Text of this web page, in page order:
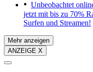
Unbeobachtet
jetzt mit bis zu 70%
Surfen und Streamen!
Mehr anzeigen
ANZEIGE X